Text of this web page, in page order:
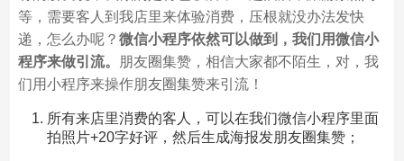
等，需要客人到我店里来体验消费，压根就没办法发快
递，怎么办呢？ 微信小程序依然可以做到，我们用微信小
程序来做引流。
朋友圈集赞，相信大家都不陌生，对，我
们用小程序来操作朋友圈集赞来引流！
所有来店里消费的客人，可以在我们微信小程序里面
拍照片+20字好评，然后生成海报发朋友圈集赞；